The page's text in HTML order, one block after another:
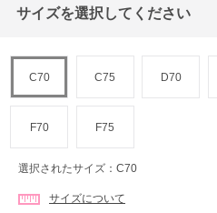
サイズを選択してください
C70 C75 D70
F70 F75
選択されたサイズ：C70
サイズについて